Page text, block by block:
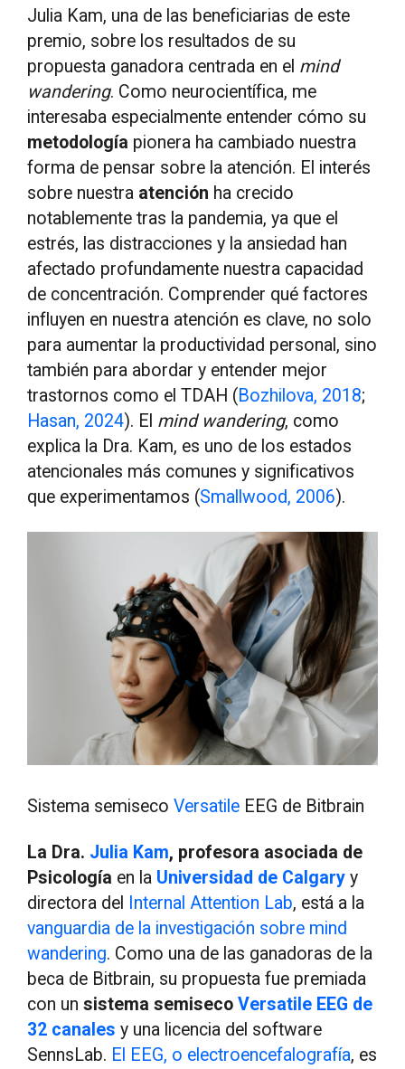
Julia Kam, una de las beneficiarias de este
premio, sobre los resultados de su
propuesta ganadora centrada en el mind
wandering. Como neurocientífica, me
interesaba especialmente entender cómo su
metodología pionera ha cambiado nuestra
forma de pensar sobre la atención. El interés
sobre nuestra atención ha crecido
notablemente tras la pandemia, ya que el
estrés, las distracciones y la ansiedad han
afectado profundamente nuestra capacidad
de concentración. Comprender qué factores
influyen en nuestra atención es clave, no solo
para aumentar la productividad personal, sino
también para abordar y entender mejor
trastornos como el TDAH (Bozhilova, 2018;
Hasan, 2024). El mind wandering, como
explica la Dra. Kam, es uno de los estados
atencionales más comunes y significativos
que experimentamos (Smallwood, 2006).
Sistema semisecoVersatile EEG de Bitbrain
La Dra. Julia Kam, profesora asociada de
Psicología en la Universidad de Calgary y
directora del
Internal Attention Lab, está a la
vanguardia de la investigación sobre mind
wandering. Como una de las ganadoras de la
beca de Bitbrain, su propuesta fue premiada
con unsistema semisecoVersatile EEG de
32 canales y una licencia del software
SennsLab. El EEG, o electroencefalografía, es